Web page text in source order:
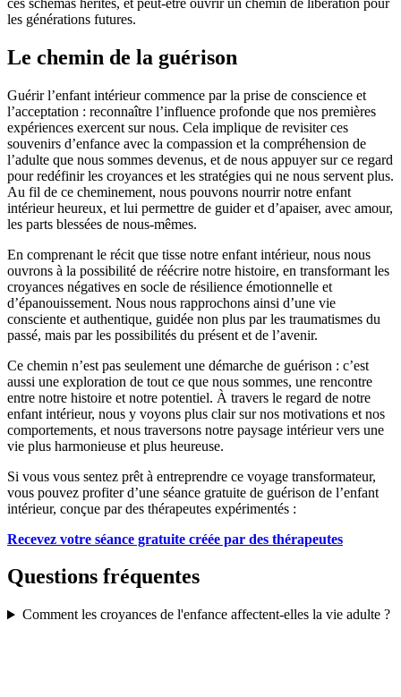
les générations futures.
Le chemin de la guérison
Guérir l’enfant intérieur commence par la prise de conscience et
l’acceptation : reconnaître l’influence profonde que nos premières
expériences exercent sur nous. Cela implique de revisiter ces
souvenirs d’enfance avec la compassion et la compréhension de
l’adulte que nous sommes devenus, et de nous appuyer sur ce regard
pour redéfinir les croyances et les stratégies qui ne nous servent plus.
Au fil de ce cheminement, nous pouvons nourrir notre enfant
intérieur heureux, et lui permettre de guider et d’apaiser, avec amour,
les parts blessées de nous-mêmes.
En comprenant le récit que tisse notre enfant intérieur, nous nous
ouvrons à la possibilité de réécrire notre histoire, en transformant les
croyances négatives en socle de résilience émotionnelle et
d’épanouissement. Nous nous rapprochons ainsi d’une vie
consciente et authentique, guidée non plus par les traumatismes du
passé, mais par les possibilités du présent et de l’avenir.
Ce chemin n’est pas seulement une démarche de guérison : c’est
aussi une exploration de tout ce que nous sommes, une rencontre
entre notre histoire et notre potentiel. À travers le regard de notre
enfant intérieur, nous y voyons plus clair sur nos motivations et nos
comportements, et nous traversons notre paysage intérieur vers une
vie plus harmonieuse et plus heureuse.
Si vous vous sentez prêt à entreprendre ce voyage transformateur,
vous pouvez profiter d’une séance gratuite de guérison de l’enfant
intérieur, conçue par des thérapeutes expérimentés :
Recevez votre séance gratuite créée par des thérapeutes
Questions fréquentes
Comment les croyances de l'enfance affectent-elles la vie adulte ?